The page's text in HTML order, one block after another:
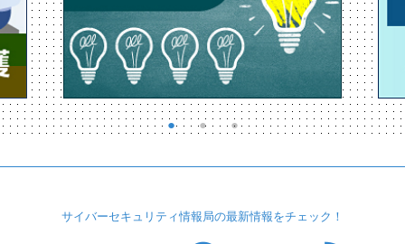
サイバーセキュリティ情報局の最新情報をチェック！